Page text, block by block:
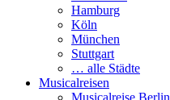
Hamburg
Köln
München
Stuttgart
… alle Städte
Musicalreisen
Musicalreise Berlin